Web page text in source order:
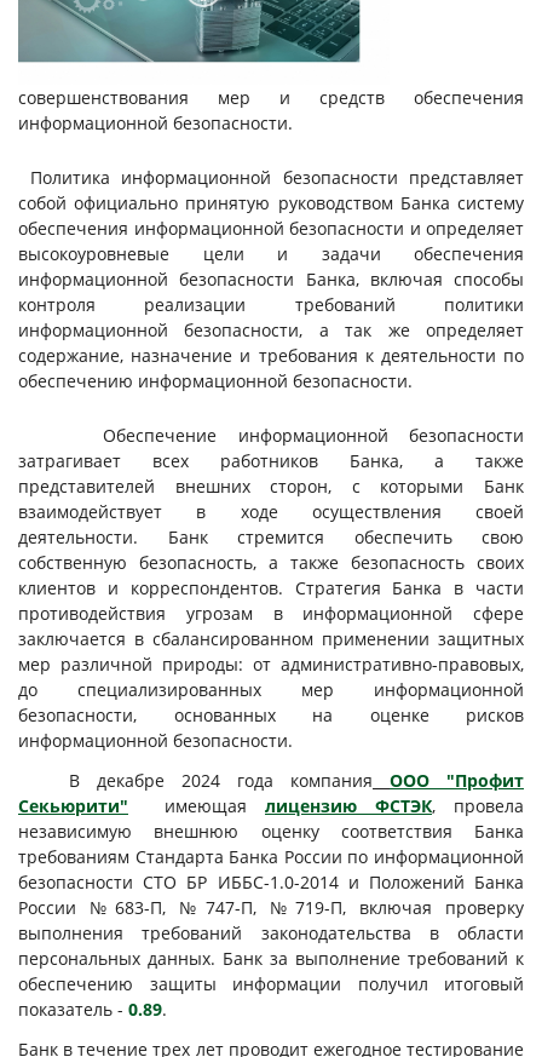
совершенствования мер и средств обеспечения
информационной безопасности.
Политика информационной безопасности представляет
собой официально принятую руководством Банка систему
обеспечения информационной безопасности и определяет
высокоуровневые цели и задачи обеспечения
информационной безопасности Банка, включая способы
контроля реализации требований политики
информационной безопасности, а так же определяет
содержание, назначение и требования к деятельности по
обеспечению информационной безопасности.
Обеспечение информационной безопасности
затрагивает всех работников Банка, а также
представителей внешних сторон, с которыми Банк
взаимодействует в ходе осуществления своей
деятельности. Банк стремится обеспечить свою
собственную безопасность, а также безопасность своих
клиентов и корреспондентов. Стратегия Банка в части
противодействия угрозам в информационной сфере
заключается в сбалансированном применении защитных
мер различной природы: от административно-правовых,
до специализированных мер информационной
безопасности, основанных на оценке рисков
информационной безопасности.
В декабре 2024 года компания
ООО "Профит
Секьюрити" имеющая лицензию ФСТЭК, провела
независимую внешнюю оценку соответствия Банка
требованиям Стандарта Банка России по информационной
безопасности СТО БР ИББС-1.0-2014 и Положений Банка
России №683-П, №747-П, №719-П, включая проверку
выполнения требований законодательства в области
персональных данных. Банк за выполнение требований к
обеспечению защиты информации получил итоговый
показатель - 0.89.
Банк в течение трех лет проводит ежегодное тестирование